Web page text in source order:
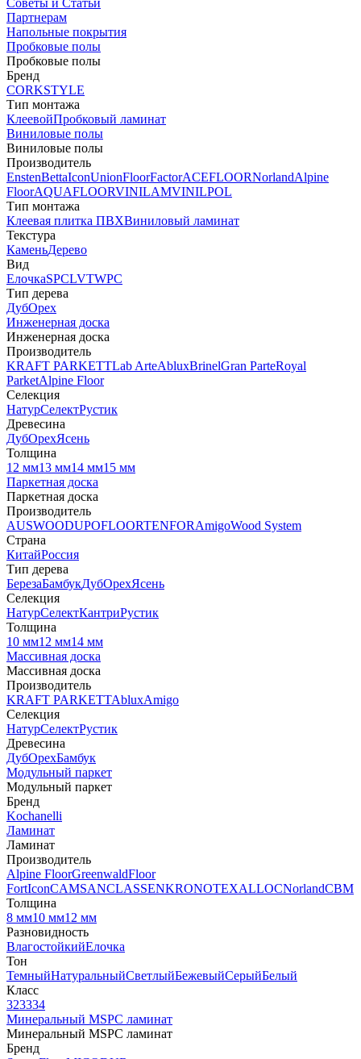
Советы и Статьи
Партнерам
Напольные покрытия
Пробковые полы
Пробковые полы
Бренд
CORKSTYLE
Тип монтажа
КлеевойПробковый ламинат
Виниловые полы
Виниловые полы
Производитель
EnstenBettaIconUnionFloorFactorACEFLOORNorlandAlpine
FloorAQUAFLOORVINILAMVINILPOL
Тип монтажа
Клеевая плитка ПВХВиниловый ламинат
Текстура
КаменьДерево
Вид
ЕлочкаSPCLVTWPC
Тип дерева
ДубОрех
Инженерная доска
Инженерная доска
Производитель
KRAFT PARKETTLab ArteAbluxBrinelGran ParteRoyal
ParketAlpine Floor
Селекция
НатурСелектРустик
Древесина
ДубОрехЯсень
Толщина
12 мм13 мм14 мм15 мм
Паркетная доска
Паркетная доска
Производитель
AUSWOODUPOFLOORTENFORAmigoWood System
Страна
КитайРоссия
Тип дерева
БерезаБамбукДубОрехЯсень
Селекция
НатурСелектКантриРустик
Толщина
10 мм12 мм14 мм
Массивная доска
Массивная доска
Производитель
KRAFT PARKETTAbluxAmigo
Селекция
НатурСелектРустик
Древесина
ДубОрехБамбук
Модульный паркет
Модульный паркет
Бренд
Kochanelli
Ламинат
Ламинат
Производитель
Alpine FloorGreenwaldFloor
FortIconCAMSANCLASSENKRONOTEXALLOCNorlandCBM
Толщина
8 мм10 мм12 мм
Разновидность
ВлагостойкийЕлочка
Тон
ТемныйНатуральныйСветлыйБежевыйСерыйБелый
Класс
323334
Минеральный MSPC ламинат
Минеральный MSPC ламинат
Бренд